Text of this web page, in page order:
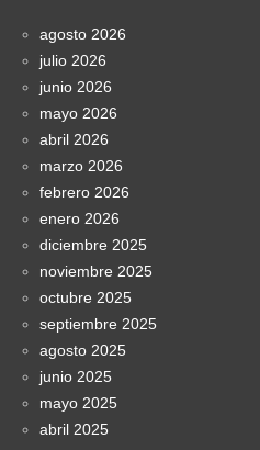
agosto 2026
julio 2026
junio 2026
mayo 2026
abril 2026
marzo 2026
febrero 2026
enero 2026
diciembre 2025
noviembre 2025
octubre 2025
septiembre 2025
agosto 2025
junio 2025
mayo 2025
abril 2025